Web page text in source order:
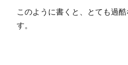
このように書くと、とても過
す。